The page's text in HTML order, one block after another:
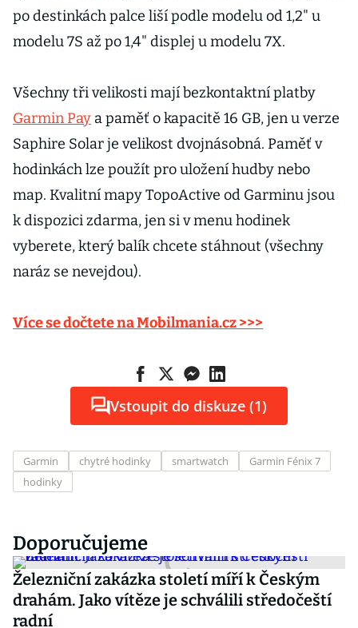
po destinkách palce liší podle modelu od 1,2" u
modelu 7S až po 1,4" displej u modelu 7X.
Všechny tři velikosti mají bezkontaktní platby
Garmin Pay a paměť o kapacitě 16 GB, jen u verze
Saphire Solar je velikost dvojnásobná. Paměť v
hodinkách lze použít pro uložení hudby nebo
map. Kvalitní mapy TopoActive od Garminu jsou
k dispozici zdarma, jen si v menu hodinek
vyberete, který balík chcete stáhnout (všechny
naráz se nevejdou).
Více se dočtete na Mobilmania.cz >>>
Vstoupit do diskuze (1)
Garmin chytré hodinky smartwatch
Garmin Fénix 7
hodinky
Doporučujeme
Železniční zakázka století míří k Českým
drahám. Jako vítěze je schválili středočeští
radní